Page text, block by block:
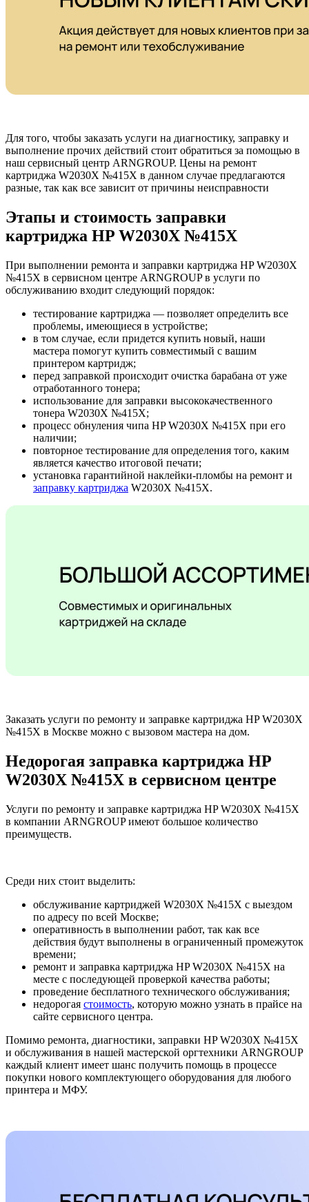
Для того, чтобы заказать услуги на диагностику, заправку и
выполнение прочих действий стоит обратиться за помощью в
наш сервисный центр ARNGROUP. Цены на ремонт
картриджа W2030X №415X в данном случае предлагаются
разные, так как все зависит от причины неисправности
Этапы и стоимость заправки
картриджа HP W2030X №415X
При выполнении ремонта и заправки картриджа HP W2030X
№415X в сервисном центре ARNGROUP в услуги по
обслуживанию входит следующий порядок:
тестирование картриджа — позволяет определить все
проблемы, имеющиеся в устройстве;
в том случае, если придется купить новый, наши
мастера помогут купить совместимый с вашим
принтером картридж;
перед заправкой происходит очистка барабана от уже
отработанного тонера;
использование для заправки высококачественного
тонера W2030X №415X;
процесс обнуления чипа HP W2030X №415X при его
наличии;
повторное тестирование для определения того, каким
является качество итоговой печати;
установка гарантийной наклейки-пломбы на ремонт и
заправку картриджа W2030X №415X.
Заказать услуги по ремонту и заправке картриджа HP W2030X
№415X в Москве можно с вызовом мастера на дом.
Недорогая заправка картриджа HP
W2030X №415X в сервисном центре
Услуги по ремонту и заправке картриджа HP W2030X №415X
в компании ARNGROUP имеют большое количество
преимуществ.
Среди них стоит выделить:
обслуживание картриджей W2030X №415X с выездом
по адресу по всей Москве;
оперативность в выполнении работ, так как все
действия будут выполнены в ограниченный промежуток
времени;
ремонт и заправка картриджа HP W2030X №415X на
месте с последующей проверкой качества работы;
проведение бесплатного технического обслуживания;
недорогая стоимость, которую можно узнать в прайсе на
сайте сервисного центра.
Помимо ремонта, диагностики, заправки HP W2030X №415X
и обслуживания в нашей мастерской оргтехники ARNGROUP
каждый клиент имеет шанс получить помощь в процессе
покупки нового комплектующего оборудования для любого
принтера и МФУ.